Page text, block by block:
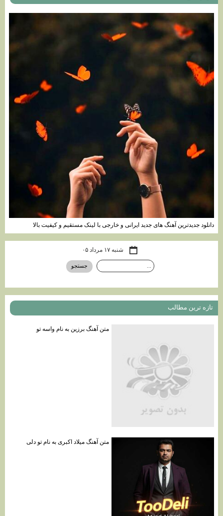
دانلود جدیدترین آهنگ های جدید ایرانی و خارجی با لینک مستقیم و کیفیت بالا
شنبه ۱۷ مرداد ۰۵
تازه ترين مطالب
متن آهنگ برزين به نام واسه تو
متن آهنگ میلاد اکبری به نام تو دلی